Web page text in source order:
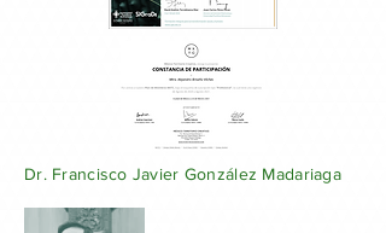
Dr. Francisco Javier González Madariaga